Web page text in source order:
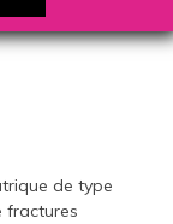
de type
fractures